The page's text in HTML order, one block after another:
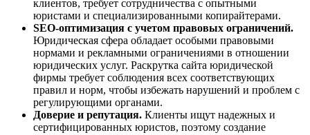
клиентов, требует сотрудничества с опытными
юристами и специализированными копирайтерами.
SEO-оптимизация с учетом правовых ограничений.
Юридическая сфера обладает особыми правовыми
нормами и рекламными ограничениями в отношении
юридических услуг. Раскрутка сайта юридической
фирмы требует соблюдения всех соответствующих
правил и норм, чтобы избежать нарушений и проблем с
регулирующими органами.
Доверие и репутация. Клиенты ищут надежных и
сертифицированных юристов, поэтому создание